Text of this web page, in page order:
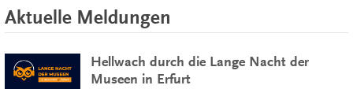
Aktuelle Meldungen
Hellwach durch die Lange Nacht der
Museen in Erfurt